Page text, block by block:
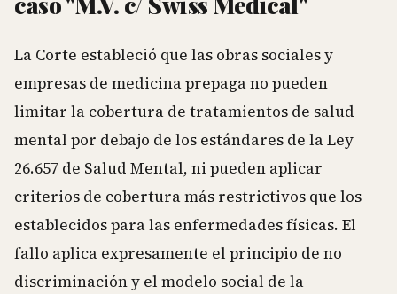
La Corte estableció que las obras sociales y
empresas de medicina prepaga no pueden
limitar la cobertura de tratamientos de salud
mental por debajo de los estándares de la Ley
26.657 de Salud Mental, ni pueden aplicar
criterios de cobertura más restrictivos que los
establecidos para las enfermedades físicas. El
fallo aplica expresamente el principio de no
discriminación y el modelo social de la